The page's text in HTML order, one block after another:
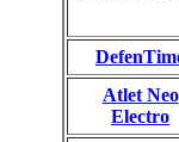
Atlet Neo
Electro